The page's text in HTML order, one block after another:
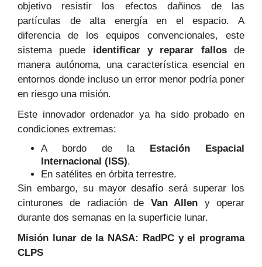
objetivo resistir los efectos dañinos de las
partículas de alta energía en el espacio. A
diferencia de los equipos convencionales, este
sistema puede identificar y reparar fallosde
manera autónoma, una característica esencial en
entornos donde incluso un error menor podría poner
en riesgo una misión.
Este innovador ordenador ya ha sido probado en
condiciones extremas:
A bordo de la
Estación Espacial
Internacional (ISS).
En satélites en órbita terrestre.
Sin embargo, su mayor desafío será superar los
cinturones de radiación de Van Allen y operar
durante dos semanas en la superficie lunar.
Misión lunar de la NASA: RadPC y el programa
CLPS